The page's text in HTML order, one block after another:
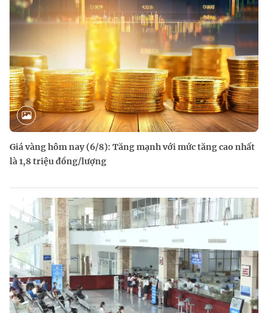
Giá vàng hôm nay (6/8): Tăng mạnh với mức tăng cao nhất
là 1,8 triệu đồng/lượng